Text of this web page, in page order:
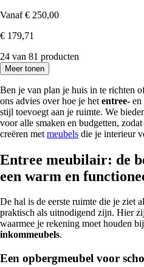
Vanaf € 250,00
€ 179,71
24 van 81 producten
Meer tonen
Ben je van plan je huis in te richten
ons advies over hoe je het entree- en
stijl toevoegt aan je ruimte. We
voor alle smaken en budgetten,
creëren met meubels die je interieur
Entree meubilair: de
een warm en
De hal is de eerste ruimte die je ziet
praktisch als uitnodigend zijn. Hier
waarmee je rekening moet houden
inkommeubels.
Een opbergmeubel voor